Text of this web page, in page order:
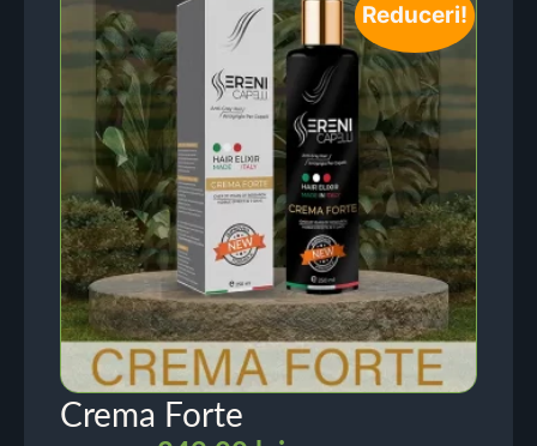
Reduceri!
Crema Forte